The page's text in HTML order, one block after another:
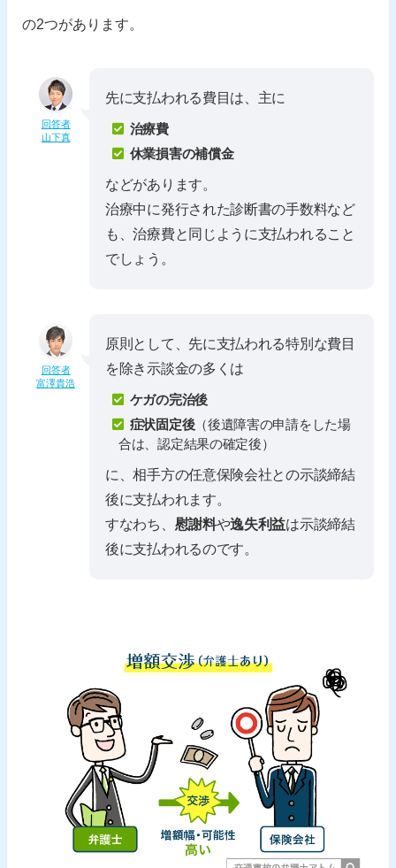
の2つがあります。
回答者
山下真
先に支払われる費目は、主に
治療費
休業損害の補償金
などがあります。
治療中に発行された診断書の手数料など
も、治療費と同じように支払われること
でしょう。
回答者
富澤貴浩
原則として、先に支払われる特別な費目
を除き示談金の多くは
ケガの完治後
症状固定後（後遺障害の申請をした場
合は、認定結果の確定後）
に、相手方の任意保険会社との示談締結
後に支払われます。
すなわち、 慰謝料や逸失利益は示談締結
後に支払われるのです。